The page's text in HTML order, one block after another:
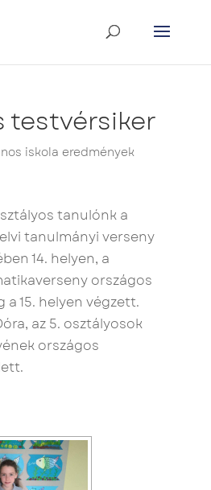
testvérsiker
iskola eredmények
tanulónk a
tanulmányi verseny
14. helyen, a
országos
15. helyen végzett.
az 5. osztályosok
országos